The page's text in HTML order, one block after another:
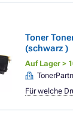
Toner
(schwarz )
Auf Lager >
Für welche